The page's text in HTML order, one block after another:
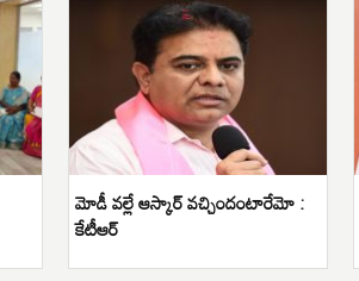
మోడీ వల్లే ఆస్కార్ వచ్చిందంటారేమో :
కేటీఆర్